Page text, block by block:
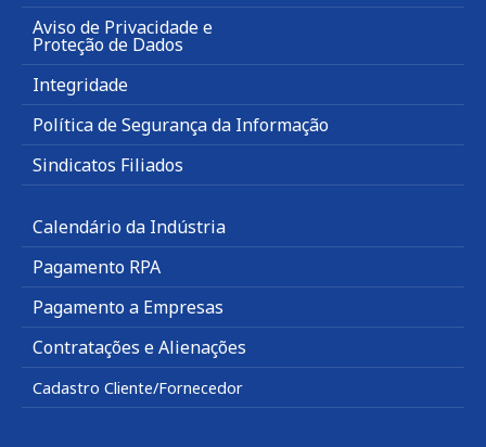
Aviso de Privacidade e
Proteção de Dados
Integridade
Política de Segurança da Informação
Sindicatos Filiados
Calendário da Indústria
Pagamento RPA
Pagamento a Empresas
Contratações e Alienações
Cadastro Cliente/Fornecedor